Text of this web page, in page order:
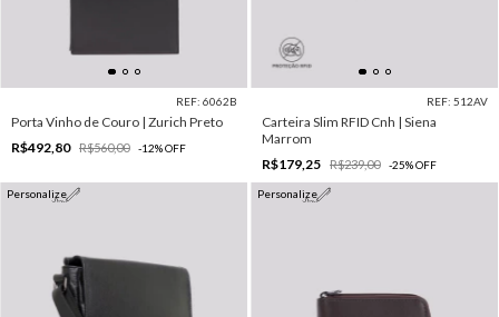
REF: 6062B
Porta Vinho de Couro | Zurich Preto
R$492,80
R$560,00 -12%OFF
REF: 512AV
Carteira Slim RFID Cnh | Siena
Marrom
R$179,25
R$239,00 -25%OFF
Personalize Personalize